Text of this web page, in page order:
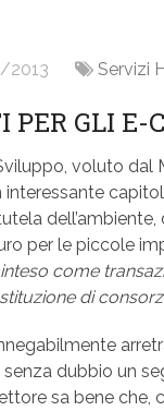
2013 Servizi
GLI E-
voluto dal
interessante
per le piccole
come
di
senza dubbio un
sa bene che,